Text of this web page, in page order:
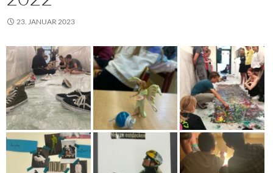
23. JANUAR 2023